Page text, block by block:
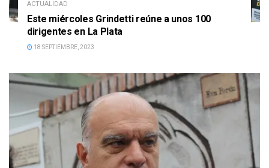
ACTUALIDAD
Este miércoles Grindetti reúne a unos 100
dirigentes en La Plata
18 SEPTIEMBRE, 2023